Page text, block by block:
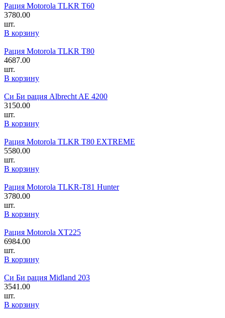
Рация Motorola TLKR T60
3780.00
шт.
В корзину
Рация Motorola TLKR T80
4687.00
шт.
В корзину
Си Би рация Albrecht AE 4200
3150.00
шт.
В корзину
Рация Motorola TLKR T80 EXTREME
5580.00
шт.
В корзину
Рация Motorola TLKR-T81 Hunter
3780.00
шт.
В корзину
Рация Motorola XT225
6984.00
шт.
В корзину
Си Би рация Midland 203
3541.00
шт.
В корзину